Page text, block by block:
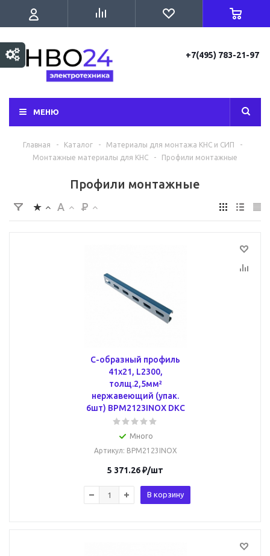
+7(495) 783-21-97
МЕНЮ
Главная - Каталог - Материалы для монтажа КНС и СИП
-
Монтажные материалы для КНС
- Профили монтажные
Профили монтажные
С-образный профиль
41х21, L2300,
толщ.2,5мм²
нержавеющий (упак.
6шт) BPM2123INOX DKC
Много
Артикул: BPM2123INOX
5 371.26₽/шт
В корзину